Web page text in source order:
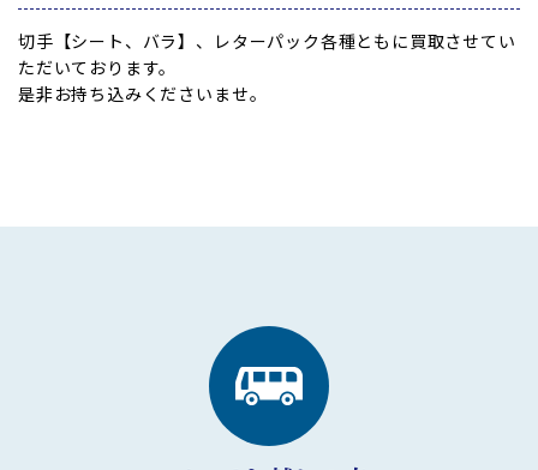
切手【シート、バラ】、レターパック各種ともに買取させてい
ただいております。
是非お持ち込みくださいませ。